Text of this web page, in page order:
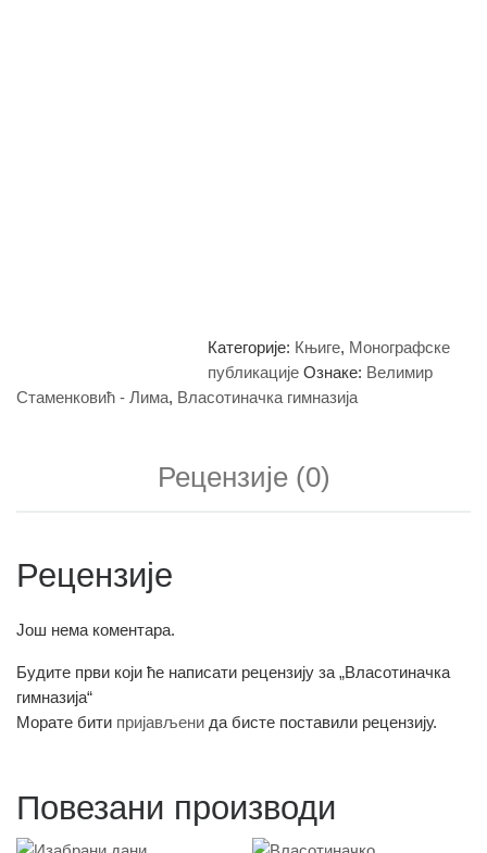
Категорије: Књиге, Монографске
публикације Ознаке: Велимир
Стаменковић - Лима, Власотиначка гимназија
Рецензије (0)
Рецензије
Још нема коментара.
Будите први који ће написати рецензију за „Власотиначка
гимназија“
Морате бити пријављени да бисте поставили рецензију.
Повезани производи